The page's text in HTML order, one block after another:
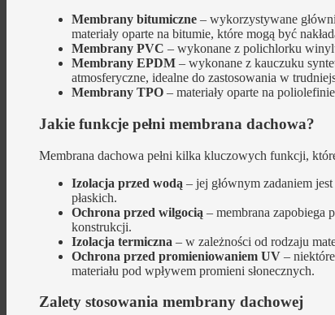
Membrany bitumiczne – wykorzystywane
materiały oparte na bitumie, które mogą być
Membrany PVC – wykonane z polichlorku
Membrany EPDM – wykonane z kauczuku
atmosferyczne, idealne do zastosowania w
Membrany TPO – materiały oparte na
Jakie funkcje pełni membrana dachowa?
Membrana dachowa pełni kilka kluczowych funkcji,
Izolacja przed wodą – jej głównym zadaniem
płaskich.
Ochrona przed wilgocią – membrana zapobiega
konstrukcji.
Izolacja termiczna – w zależności od rodzaju
Ochrona przed promieniowaniem UV –
materiału pod wpływem promieni słonecznych.
Zalety stosowania membrany dachowej